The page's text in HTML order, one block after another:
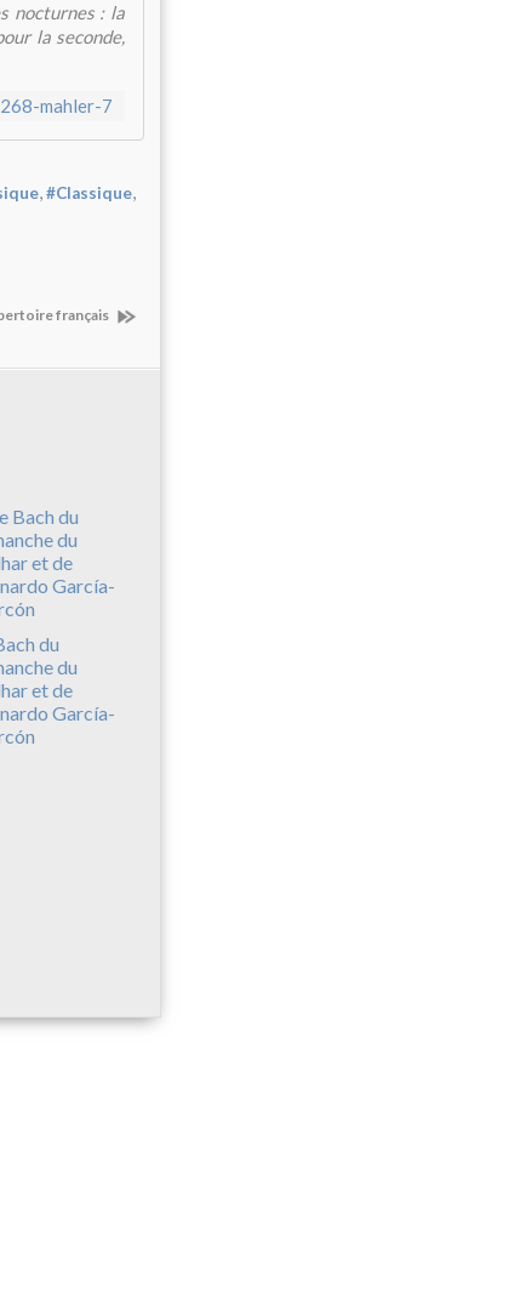
nocturnes : la
la seconde,
mahler-7
,#Classique,
français
du
du
et de
García-